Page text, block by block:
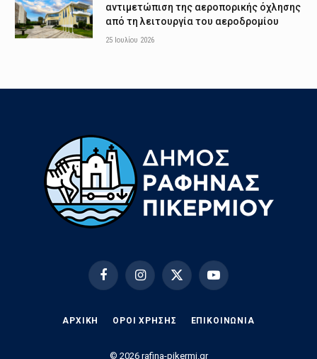
αντιμετώπιση της αεροπορικής όχλησης
από τη λειτουργία του αεροδρομίου
25 Ιουλίου 2026
FacebookInstagramX
YouTube
ΑΡΧΙΚΗ ΟΡΟΙ ΧΡΗΣΗΣ EΠΙΚΟΙΝΩΝΊΑ
© 2026 rafina-pikermi.gr